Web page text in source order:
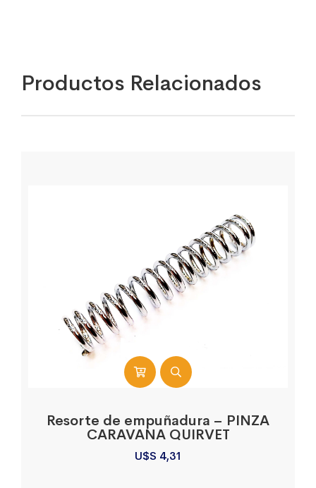
Productos Relacionados
Resorte de empuñadura – PINZA
CARAVANA QUIRVET
U$S 4,31